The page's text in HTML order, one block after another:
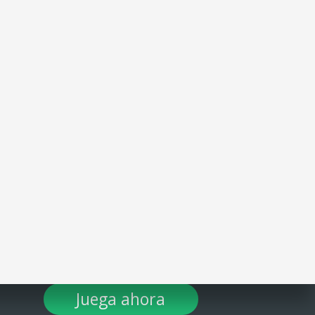
Juega ahora